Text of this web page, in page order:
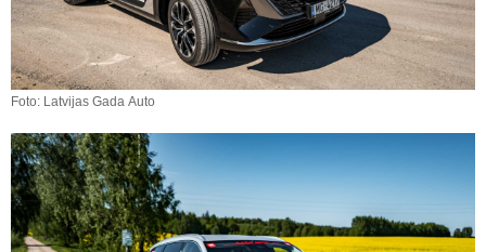
Foto: Latvijas Gada Auto